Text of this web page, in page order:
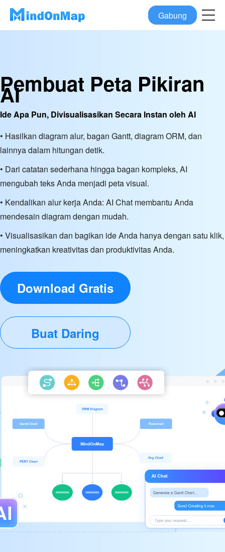
Gabung
Pembuat Peta Pikiran
AI
Ide Apa Pun, Divisualisasikan Secara Instan oleh AI
• Hasilkan diagram alur, bagan Gantt, diagram ORM, dan
lainnya dalam hitungan detik.
• Dari catatan sederhana hingga bagan kompleks, AI
mengubah teks Anda menjadi peta visual.
• Kendalikan alur kerja Anda: AI Chat membantu Anda
mendesain diagram dengan mudah.
• Visualisasikan dan bagikan ide Anda hanya dengan satu klik,
meningkatkan kreativitas dan produktivitas Anda.
Download Gratis
Buat Daring